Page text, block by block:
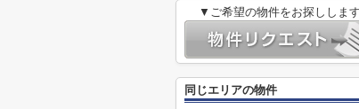
▼ご希望の物件をお探しします
同じエリアの物件